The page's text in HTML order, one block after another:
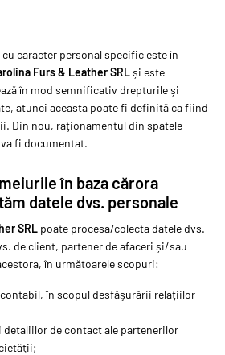
caracter personal specific este în
Furs & Leather SRLși este
în mod semnificativ drepturile și
atunci aceasta poate fi definită ca fiind
Din nou, raționamentul din spatele
fi documentat.
în baza cărora
datele dvs. personale
SRL poate procesa/colecta datele dvs.
de client, partener de afaceri și/sau
în următoarele scopuri:
în scopul desfăşurării relațiilor
de contact ale partenerilor